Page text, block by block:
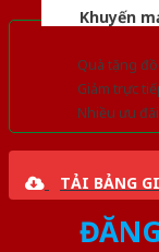
Khuyến
Quà tặng
Giảm trực
Nhiều ưu
TẢI BẢNG